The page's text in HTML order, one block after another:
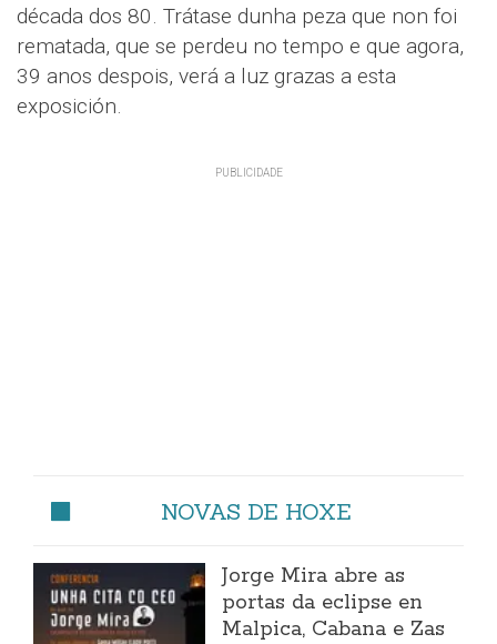
década dos 80. Trátase dunha peza que non foi
rematada, que se perdeu no tempo e que agora,
39 anos despois, verá a luz grazas a esta
exposición.
NOVAS DE HOXE
Jorge Mira abre as
portas da eclipse en
Malpica, Cabana e Zas